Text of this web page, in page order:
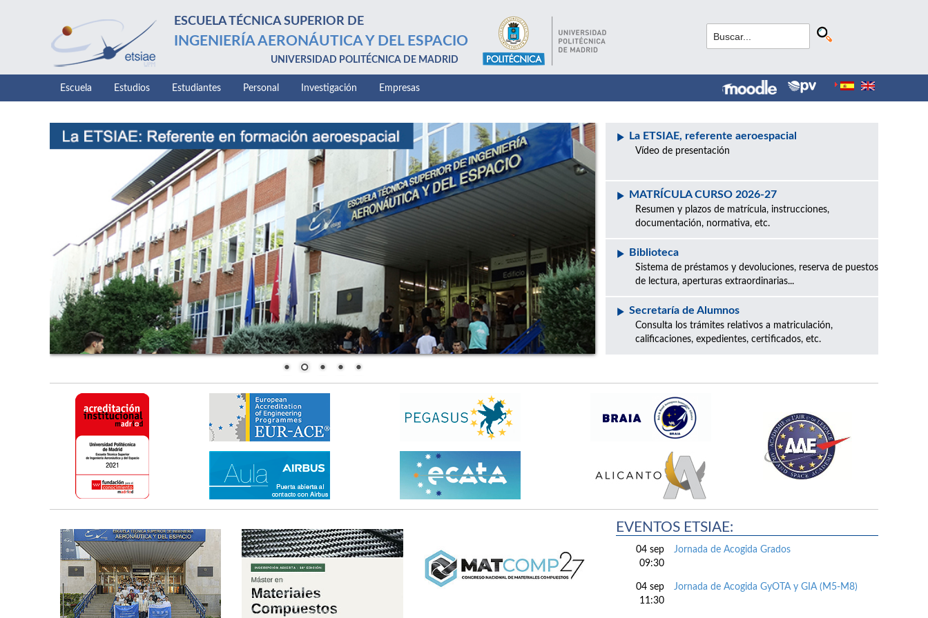
ESCUELA TÉCNICA SUPERIOR DE
INGENIERÍA AERONÁUTICA Y DEL ESPACIO
UNIVERSIDAD POLITÉCNICA DE MADRID
Escuela Estudios Estudiantes Personal Investigación Empresas
La ETSIAE, referente aeroespacial
Vídeo de presentación
MATRÍCULA CURSO 2026-27
Resumen y plazos de matrícula, instrucciones,
documentación, normativa, etc.
Biblioteca
Sistema de préstamos y devoluciones, reserva de puestos
de lectura, aperturas extraordinarias...
Secretaría de Alumnos
Consulta los trámites relativos a matriculación,
calificaciones, expedientes, certificados, etc.
EVENTOS ETSIAE:
04 sep
09:30
Jornada de Acogida Grados
04 sep
11:30
Jornada de Acogida GyOTA y GIA (M5-M8)